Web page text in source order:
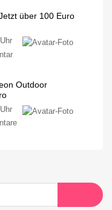
über 100 Euro
Outdoor